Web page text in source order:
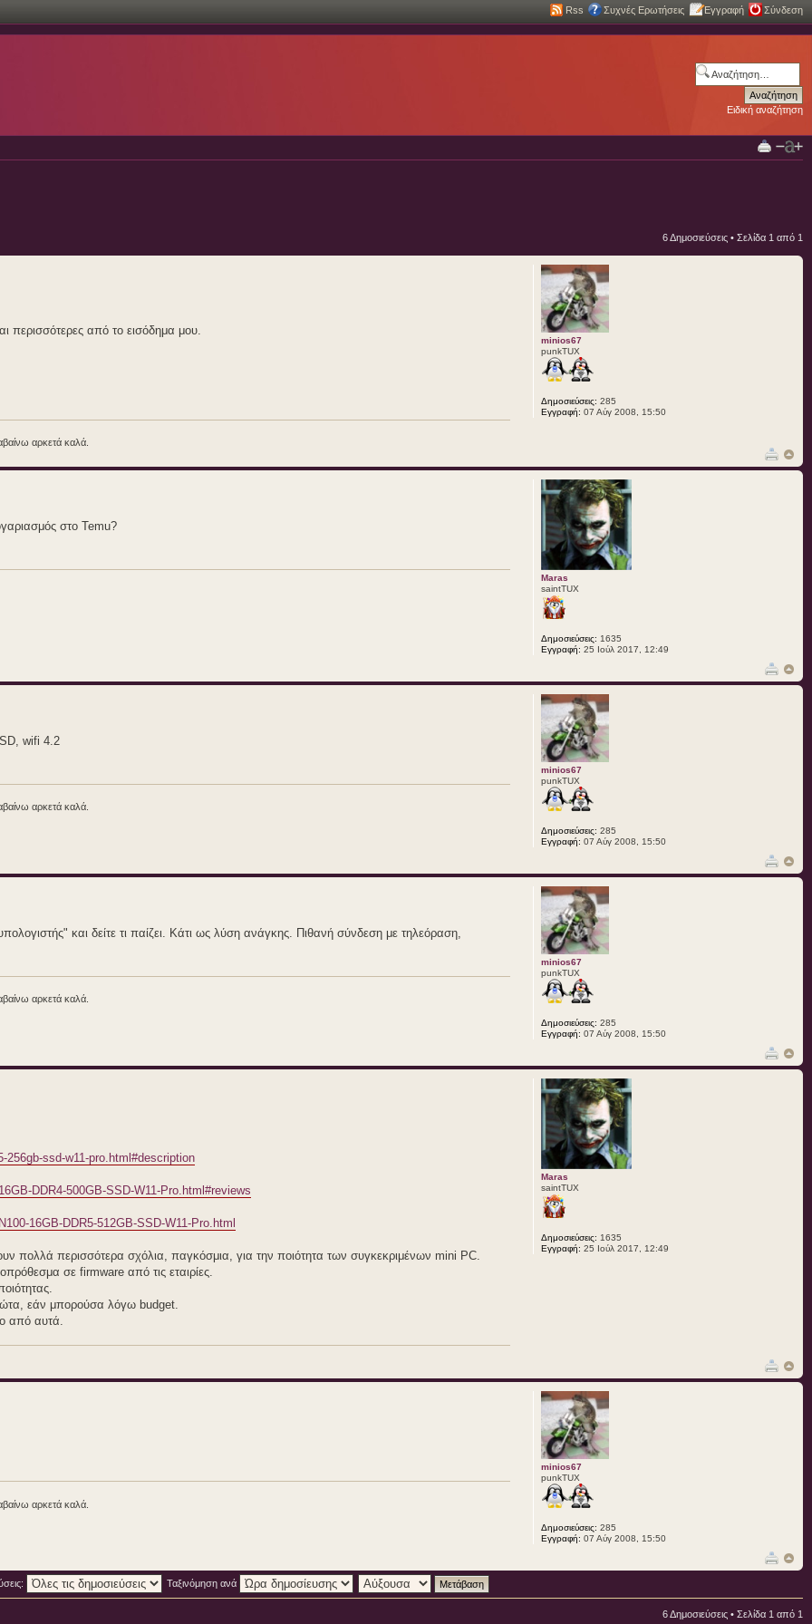
Rss Συχνές Ερωτήσεις Εγγραφή Σύνδεση
Ειδική αναζήτηση
6 Δημοσιεύσεις • Σελίδα 1 από 1
περισσότερες από το εισόδημα μου.
αρκετά καλά.
minios67
punkTUX
Δημοσιεύσεις: 285
Εγγραφή: 07 Αύγ 2008, 15:50
στο Temu?
Maras
saintTUX
Δημοσιεύσεις: 1635
Εγγραφή: 25 Ιούλ 2017, 12:49
wifi 4.2
αρκετά καλά.
minios67
punkTUX
Δημοσιεύσεις: 285
Εγγραφή: 07 Αύγ 2008, 15:50
και δείτε τι παίζει. Κάτι ως λύση ανάγκης. Πιθανή σύνδεση με τηλεόραση,
αρκετά καλά.
minios67
punkTUX
Δημοσιεύσεις: 285
Εγγραφή: 07 Αύγ 2008, 15:50
ssd-w11-pro.html#description
DDR4-500GB-SSD-W11-Pro.html#reviews
16GB-DDR5-512GB-SSD-W11-Pro.html
πολλά περισσότερα σχόλια, παγκόσμια, για την ποιότητα των συγκεκριμένων mini PC.
σε firmware από τις εταιρίες.
εάν μπορούσα λόγω budget.
από αυτά.
Maras
saintTUX
Δημοσιεύσεις: 1635
Εγγραφή: 25 Ιούλ 2017, 12:49
αρκετά καλά.
minios67
punkTUX
Δημοσιεύσεις: 285
Εγγραφή: 07 Αύγ 2008, 15:50
Ταξινόμηση ανά
6 Δημοσιεύσεις • Σελίδα 1 από 1